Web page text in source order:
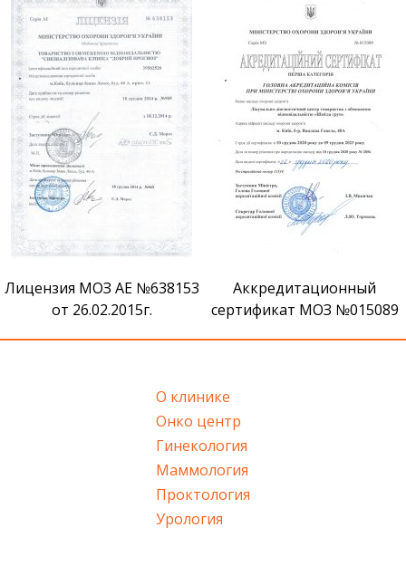
Дякую Мельник Юлії за проведену консультацію
та операцію. Дуже хвилювалася що в мене
онкологія, добре що виявилась доброякісна
пухлина. Тепер тільки до Вас буду ходити на
огляди.
Софія
19.12.2017
Аккредитационный
сертификат МОЗ №015089
Сертификат признания ВМ
О клинике
Онко центр
Гинекология
Маммология
Проктология
Урология